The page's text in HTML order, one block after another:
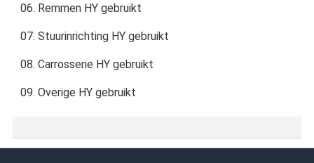
06. Remmen HY gebruikt
07. Stuurinrichting HY gebruikt
08. Carrosserie HY gebruikt
09. Overige HY gebruikt